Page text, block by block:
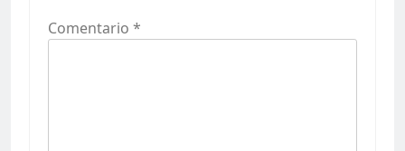
Comentario *